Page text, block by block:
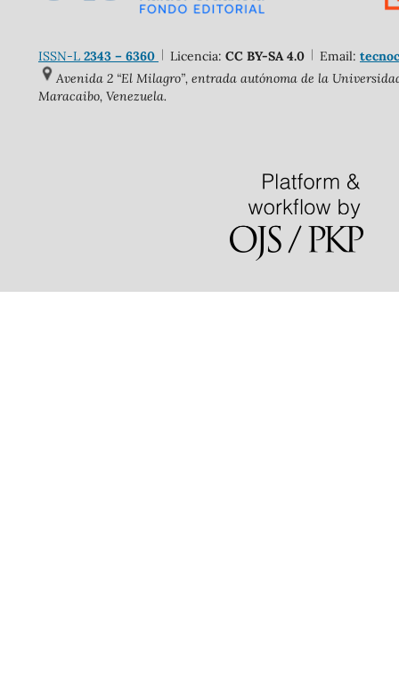
ISSN-L2343 – 6360 Licencia: CC BY-SA 4.0 Email:
Avenida 2 “El Milagro”, entrada autónoma de la
Maracaibo, Venezuela.